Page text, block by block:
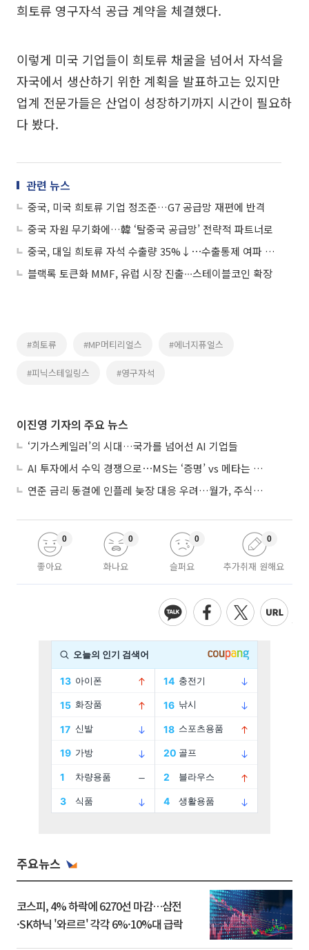
희토류 영구자석 공급 계약을 체결했다.
이렇게 미국 기업들이 희토류 채굴을 넘어서 자석을
자국에서 생산하기 위한 계획을 발표하고는 있지만
업계 전문가들은 산업이 성장하기까지 시간이 필요하
다 봤다.
관련 뉴스
중국, 미국 희토류 기업 정조준…G7 공급망 재편에 반격
중국 자원 무기화에…韓 ‘탈중국 공급망’ 전략적 파트너로
중국, 대일 희토류 자석 수출량 35%↓⋯수출통제 여파 지속
블랙록 토큰화 MMF, 유럽 시장 진출∙∙∙스테이블코인 확장
#희토류 #MP머티리얼스 #에너지퓨얼스
#피닉스테일링스 #영구자석
이진영 기자의 주요 뉴스
‘기가스케일러’의 시대…국가를 넘어선 AI 기업들
AI 투자에서 수익 경쟁으로⋯MS는 ‘증명’ vs 메타는 ‘숙제’
연준 금리 동결에 인플레 늦장 대응 우려…월가, 주식도 채권도 던졌다
좋아요
0
화나요
0
슬퍼요
0
추가취재 원해요
0
주요뉴스
코스피, 4% 하락에 6270선 마감…삼전
·SK하닉 '와르르' 각각 6%·10%대 급락